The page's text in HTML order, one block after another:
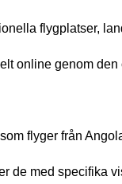
flygplatser,
online genom
flyger från
de med specifika